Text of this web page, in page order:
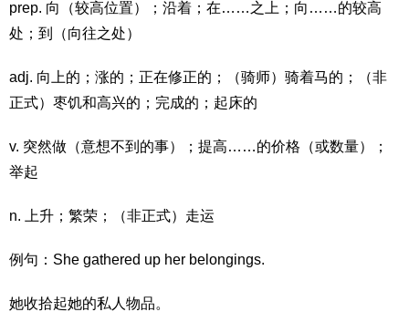
prep. 向（较高位置）；沿着；在……之上；向……的较高
处；到（向往之处）
adj. 向上的；涨的；正在修正的；（骑师）骑着马的；（非
正式）枣饥和高兴的；完成的；起床的
v. 突然做（意想不到的事）；提高……的价格（或数量）；
举起
n. 上升；繁荣；（非正式）走运
例句：She gathered up her belongings.
她收拾起她的私人物品。